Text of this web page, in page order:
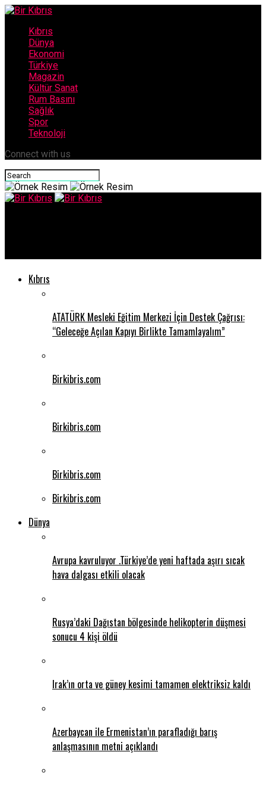
Kıbrıs
Dünya
Ekonomi
Türkiye
Magazin
Kültür Sanat
Rum Basını
Sağlık
Spor
Teknoloji
Connect with us
Kıbrıs
ATATÜRK Mesleki Eğitim Merkezi İçin Destek Çağrısı:
“Geleceğe Açılan Kapıyı Birlikte Tamamlayalım”
Birkibris.com
Birkibris.com
Birkibris.com
Birkibris.com
Dünya
Avrupa kavruluyor .Türkiye’de yeni haftada aşırı sıcak
hava dalgası etkili olacak
Rusya’daki Dağıstan bölgesinde helikopterin düşmesi
sonucu 4 kişi öldü
Irak’ın orta ve güney kesimi tamamen elektriksiz kaldı
Azerbaycan ile Ermenistan’ın parafladığı barış
anlaşmasının metni açıklandı